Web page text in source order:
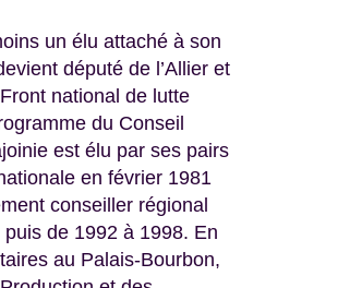
un élu attaché à son
député de l’Allier et
national de lutte
du Conseil
est élu par ses pairs
en février 1981
conseiller régional
de 1992 à 1998. En
au Palais-Bourbon,